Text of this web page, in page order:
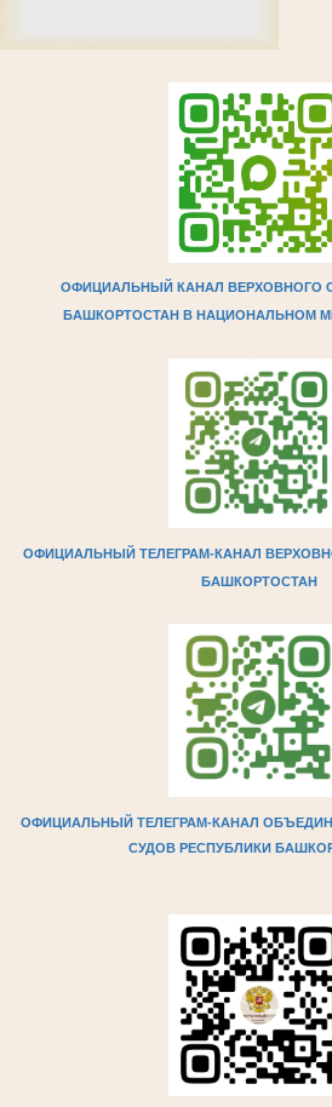
ОФИЦИАЛЬНЫЙ КАНАЛ ВЕРХОВНОГО
БАШКОРТОСТАН В НАЦИОНАЛЬНОМ
ОФИЦИАЛЬНЫЙ ТЕЛЕГРАМ-КАНАЛ
БАШКОРТОСТАН
ОФИЦИАЛЬНЫЙ ТЕЛЕГРАМ-КАНАЛ
СУДОВ РЕСПУБЛИКИ